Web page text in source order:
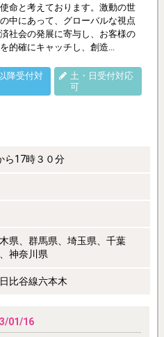
命と考えております。激動の世
中にあって、グローバルな視点
社会の発展に寄与し、お客様の
的確にキャッチし、創造...
降受付対
土・日受付対応
可
ら17時３０分
県、群馬県、埼玉県、千葉
神奈川県
比谷線六本木
01/16